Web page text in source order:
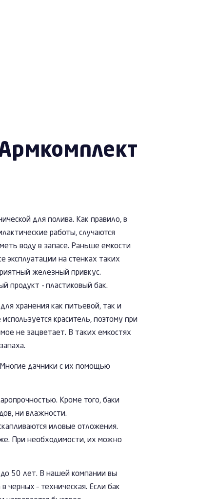
для полива. Как правило, в
работы, случаются
воду в запасе. Раньше емкости
эксплуатации на стенках таких
железный привкус.
продукт - пластиковый бак.
хранения как питьевой, так и
краситель, поэтому при
не зацветает. В таких емкостях
Многие дачники с их помощью
Кроме того, баки
ни влажности.
иловые отложения.
При необходимости, их можно
до 50 лет. В нашей компании вы
черных – техническая. Если бак